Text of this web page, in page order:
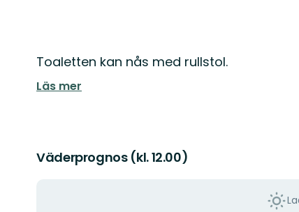
Beskrivning
Toaletten kan nås med rullstol.
Läs mer
Väderprognos (kl. 12.00)